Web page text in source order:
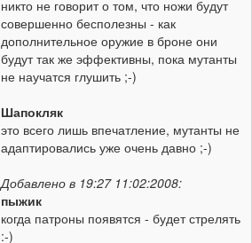
никто не говорит о том, что ножи будут
совершенно бесполезны - как
дополнительное оружие в броне они
будут так же эффективны, пока мутанты
не научатся глушить ;-)
Шапокляк
это всего лишь впечатление, мутанты не
адаптировались уже очень давно ;-)
Добавлено в 19:27 11:02:2008:
пыжик
когда патроны появятся - будет стрелять
:-)